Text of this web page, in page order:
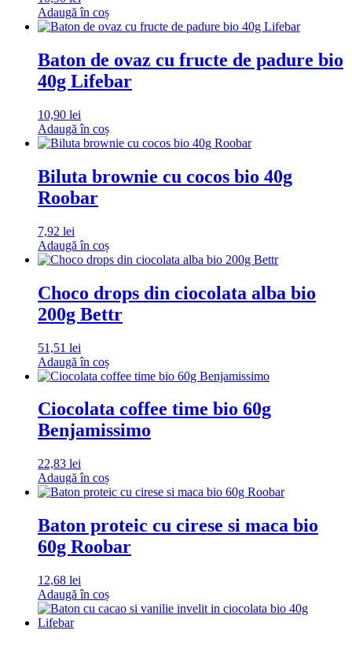
Adaugă în coș
Baton de ovaz cu fructe de padure bio
40g Lifebar
10,90 lei
Adaugă în coș
Biluta brownie cu cocos bio 40g
Roobar
7,92 lei
Adaugă în coș
Choco drops din ciocolata alba bio
200g Bettr
51,51 lei
Adaugă în coș
Ciocolata coffee time bio 60g
Benjamissimo
22,83 lei
Adaugă în coș
Baton proteic cu cirese si maca bio
60g Roobar
12,68 lei
Adaugă în coș